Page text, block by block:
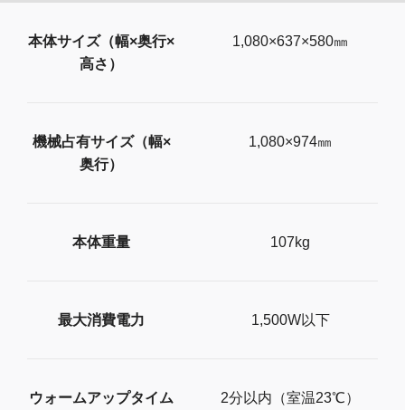
本体サイズ（幅×奥行×
高さ）
1,080×637×580㎜
機械占有サイズ（幅×
奥行）
1,080×974㎜
本体重量 107kg
最大消費電力 1,500W以下
ウォームアップタイム 2分以内（室温23℃）